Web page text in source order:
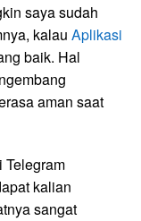
saya sudah
kalau Aplikasi
baik. Hal
aman saat
Telegram
kalian
sangat